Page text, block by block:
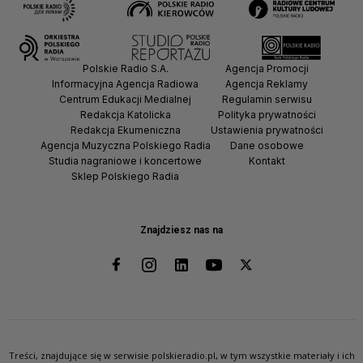
Znajdziesz nas na
Polskie Radio S.A.
Informacyjna Agencja Radiowa
Centrum Edukacji Medialnej
Redakcja Katolicka
Redakcja Ekumeniczna
Agencja Muzyczna Polskiego Radia
Studia nagraniowe i koncertowe
Sklep Polskiego Radia
Agencja Promocji
Agencja Reklamy
Regulamin serwisu
Polityka prywatności
Ustawienia prywatności
Dane osobowe
Kontakt
Treści, znajdujące się w serwisie polskieradio.pl, w tym wszystkie materiały i ich